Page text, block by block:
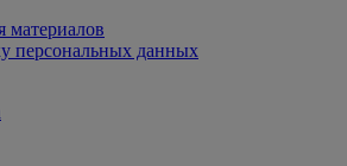
материалов
персональных данных